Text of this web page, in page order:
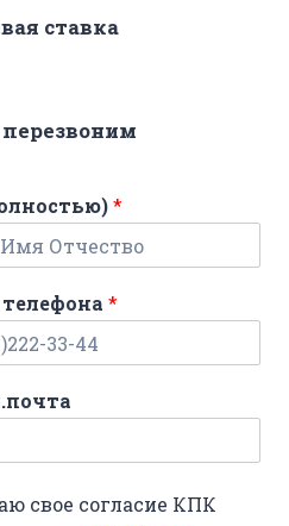
ставка
*
*
свое согласие КПК